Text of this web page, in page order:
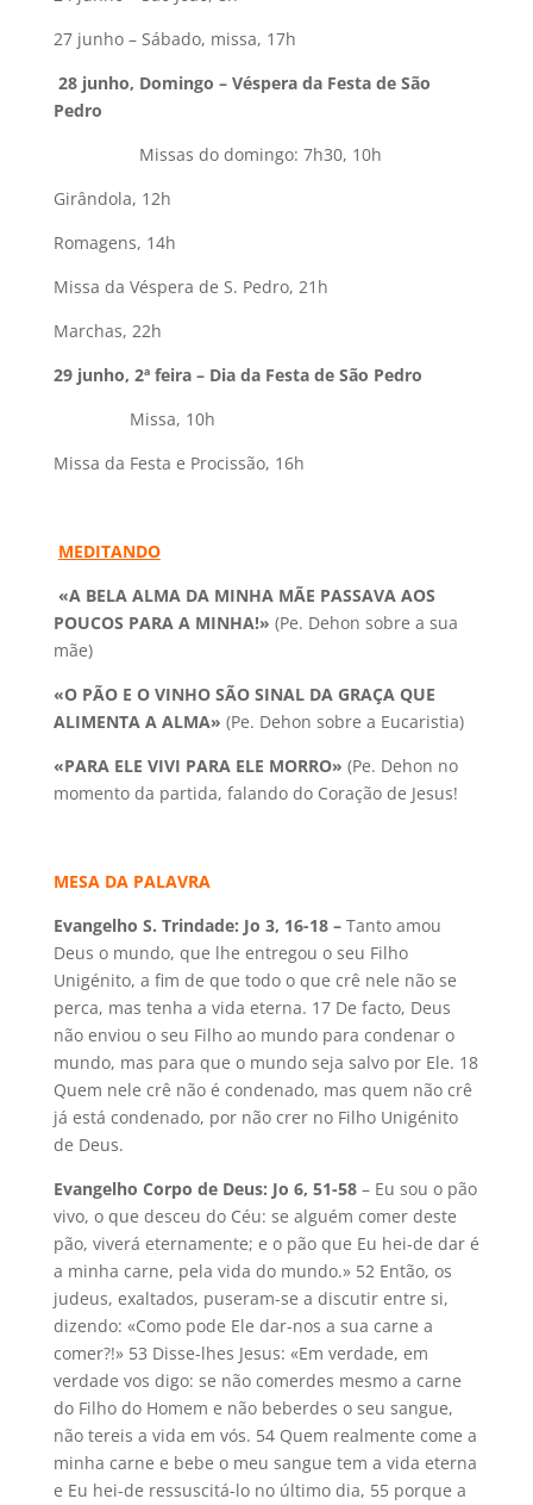
27 junho – Sábado, missa, 17h
28 junho, Domingo – Véspera da Festa de São
Pedro
Missas do domingo: 7h30, 10h
Girândola, 12h
Romagens, 14h
Missa da Véspera de S. Pedro, 21h
Marchas, 22h
29 junho, 2ª feira – Dia da Festa de São Pedro
Missa, 10h
Missa da Festa e Procissão, 16h
MEDITANDO
«A BELA ALMA DA MINHA MÃE PASSAVA AOS
POUCOS PARA A MINHA!» (Pe. Dehon sobre a sua
mãe)
«O PÃO E O VINHO SÃO SINAL DA GRAÇA QUE
ALIMENTA A ALMA» (Pe. Dehon sobre a Eucaristia)
«PARA ELE VIVI PARA ELE MORRO» (Pe. Dehon no
momento da partida, falando do Coração de Jesus!
MESA DA PALAVRA
Evangelho S. Trindade: Jo 3, 16-18 – Tanto amou
Deus o mundo, que lhe entregou o seu Filho
Unigénito, a fim de que todo o que crê nele não se
perca, mas tenha a vida eterna. 17 De facto, Deus
não enviou o seu Filho ao mundo para condenar o
mundo, mas para que o mundo seja salvo por Ele. 18
Quem nele crê não é condenado, mas quem não crê
já está condenado, por não crer no Filho Unigénito
de Deus.
Evangelho Corpo de Deus: Jo 6, 51-58– Eu sou o pão
vivo, o que desceu do Céu: se alguém comer deste
pão, viverá eternamente; e o pão que Eu hei-de dar é
a minha carne, pela vida do mundo.» 52 Então, os
judeus, exaltados, puseram-se a discutir entre si,
dizendo: «Como pode Ele dar-nos a sua carne a
comer?!» 53 Disse-lhes Jesus: «Em verdade, em
verdade vos digo: se não comerdes mesmo a carne
do Filho do Homem e não beberdes o seu sangue,
não tereis a vida em vós. 54 Quem realmente come a
minha carne e bebe o meu sangue tem a vida eterna
e Eu hei-de ressuscitá-lo no último dia, 55 porque a